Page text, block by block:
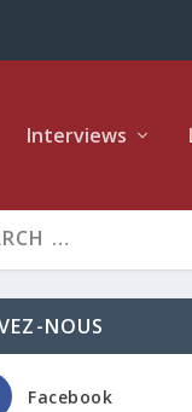
Interviews
NOUS
Facebook